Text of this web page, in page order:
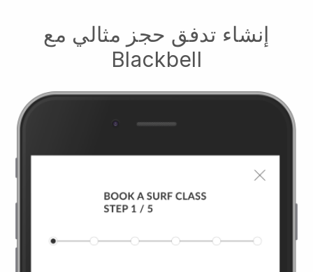
إنشاء تدفق حجز مثالي مع
Blackbell